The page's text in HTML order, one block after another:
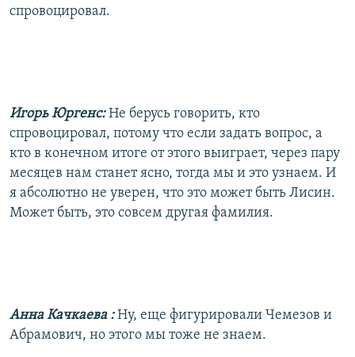
спровоцировал.
Игорь Юргенс: Не берусь говорить, кто
спровоцировал, потому что если задать вопрос, а
кто в конечном итоге от этого выиграет, через пару
месяцев нам станет ясно, тогда мы и это узнаем. И
я абсолютно не уверен, что это может быть Лисин.
Может быть, это совсем другая фамилия.
Анна Качкаева : Ну, еще фигурировали Чемезов и
Абрамович, но этого мы тоже не знаем.